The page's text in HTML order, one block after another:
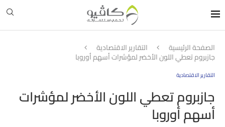
الصفحة الرئيسية التقارير الاقتصادية
جازبروم تعطي اللون الأخضر لمؤشرات أسهم أوروبا
التقارير الاقتصادية
جازبروم تعطي اللون الأخضر لمؤشرات
أسهم أوروبا